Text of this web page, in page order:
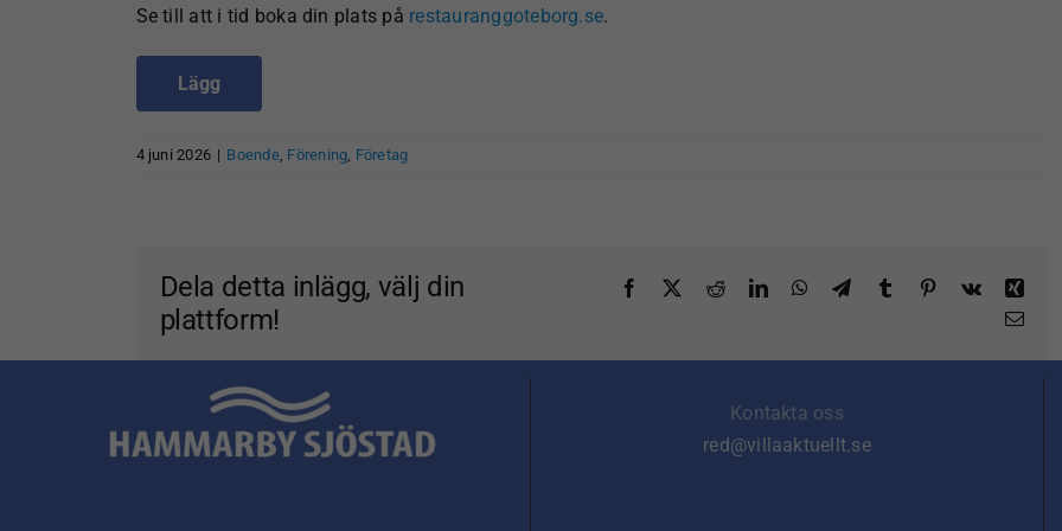
Se till att i tid boka din plats på restauranggoteborg.se.
Lägg
4 juni 2026 | Boende, Förening Företag
Dela detta inlägg, välj din
plattform!
Facebook RedditLinkedInWhatsApp
TelegramTumblr Pinterest
Vk
Xing
E-
Kontakta oss
red@villaaktuellt.se